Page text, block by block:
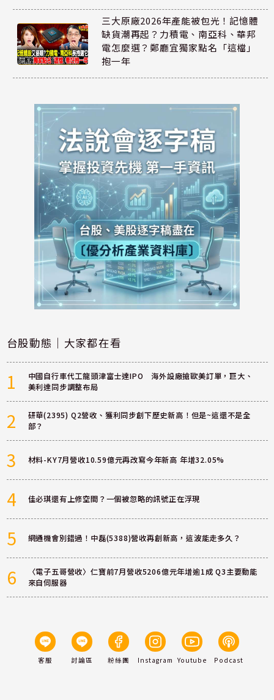
三大原廠2026年產能被包光！記憶體
缺貨潮再起？力積電、南亞科、華邦
電怎麼選？鄭廳宜獨家點名「這檔」
抱一年
台股動態｜大家都在看
1
中國自行車代工龍頭津富士達IPO 海外設廠搶歐美訂單，巨大、
美利達同步調整布局
2
研華(2395) Q2營收、獲利同步創下歷史新高！但是~這還不是全
部？
3 材料-KY7月營收10.59億元再改寫今年新高 年增32.05%
4 佳必琪還有上修空間？一個被忽略的訊號正在浮現
5 網通機會別錯過！中磊(5388)營收再創新高，這波能走多久？
6
〈電子五哥營收〉仁寶前7月營收5206億元年增逾1成 Q3主要動能
來自伺服器
客服 討論區 粉絲團 Instagram Youtube Podcast